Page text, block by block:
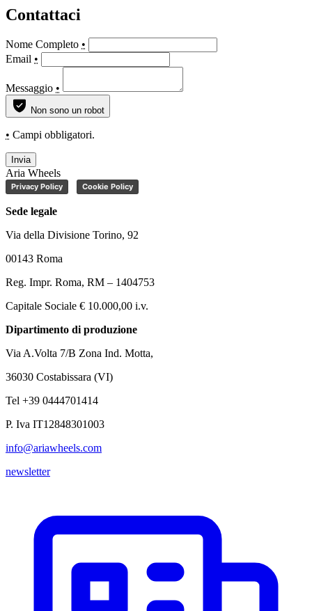
Contattaci
Nome Completo •
Email •
Messaggio •
Non sono un robot
• Campi obbligatori.
Invia
Aria Wheels
Privacy Policy Cookie Policy
Sede legale
Via della Divisione Torino, 92
00143 Roma
Reg. Impr. Roma, RM – 1404753
Capitale Sociale € 10.000,00 i.v.
Dipartimento di produzione
Via A.Volta 7/B Zona Ind. Motta,
36030 Costabissara (VI)
Tel +39 0444701414
P. Iva IT12848301003
info@ariawheels.com
newsletter